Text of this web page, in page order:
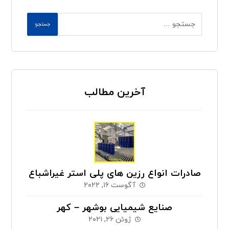
جستجو
آخرین مطالب
صادرات انواع رزین های پلی استر غیراشباع
آگوست ۱۶, ۲۰۲۲
صنایع شیمیایی بوشهر – کهر
ژوئن ۲۶, ۲۰۲۱